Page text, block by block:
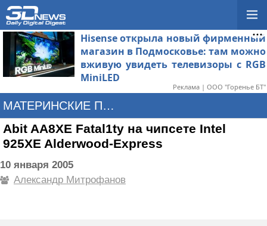
Hisense открыла новый фирменный
магазин в Подмосковье: там можно
вживую увидеть телевизоры с RGB
MiniLED
Реклама | ООО "Горенье БТ"
МАТЕРИНСКИЕ ПЛАТЫ
Abit AA8XE Fatal1ty на чипсете Intel
925XE Alderwood-Express
10 января 2005
Александр Митрофанов